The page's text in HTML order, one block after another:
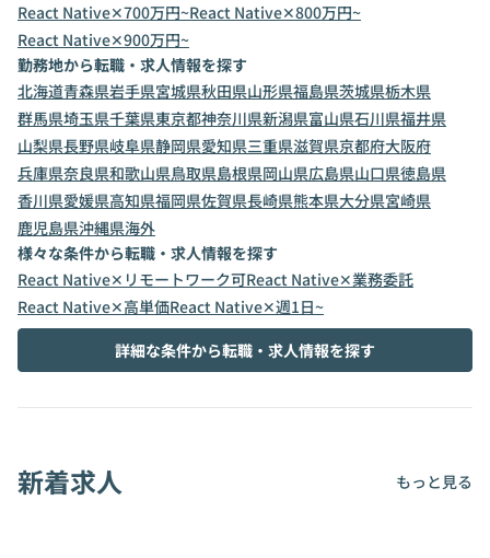
React Native✕700万円~React Native✕800万円~
React Native✕900万円~
勤務地から転職・求人情報を探す
北海道青森県岩手県宮城県秋田県山形県福島県茨城県栃木県
群馬県埼玉県千葉県東京都神奈川県新潟県富山県石川県福井県
山梨県長野県岐阜県静岡県愛知県三重県滋賀県京都府大阪府
兵庫県奈良県和歌山県鳥取県島根県岡山県広島県山口県徳島県
香川県愛媛県高知県福岡県佐賀県長崎県熊本県大分県宮崎県
鹿児島県沖縄県海外
様々な条件から転職・求人情報を探す
React Native✕リモートワーク可React Native✕業務委託
React Native✕高単価React Native✕週1日~
詳細な条件から転職・求人情報を探す
新着求人 もっと見る